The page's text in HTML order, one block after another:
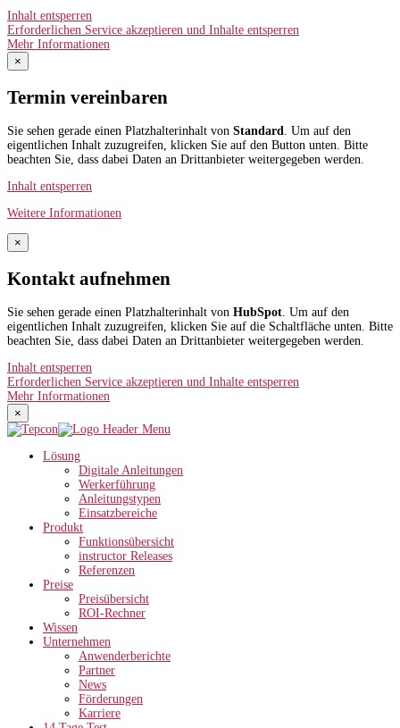
Inhalt entsperren
Erforderlichen Service akzeptieren und Inhalte entsperren
Mehr Informationen
×
Termin vereinbaren
Sie sehen gerade einen Platzhalterinhalt von Standard. Um auf den
eigentlichen Inhalt zuzugreifen, klicken Sie auf den Button unten. Bitte
beachten Sie, dass dabei Daten an Drittanbieter weitergegeben werden.
Inhalt entsperren
Weitere Informationen
×
Kontakt aufnehmen
Sie sehen gerade einen Platzhalterinhalt von HubSpot. Um auf den
eigentlichen Inhalt zuzugreifen, klicken Sie auf die Schaltfläche unten. Bitte
beachten Sie, dass dabei Daten an Drittanbieter weitergegeben werden.
Inhalt entsperren
Erforderlichen Service akzeptieren und Inhalte entsperren
Mehr Informationen
×
Lösung
Digitale Anleitungen
Werkerführung
Anleitungstypen
Einsatzbereiche
Produkt
Funktionsübersicht
instructor Releases
Referenzen
Preise
Preisübersicht
ROI-Rechner
Wissen
Unternehmen
Anwenderberichte
Partner
News
Förderungen
Karriere